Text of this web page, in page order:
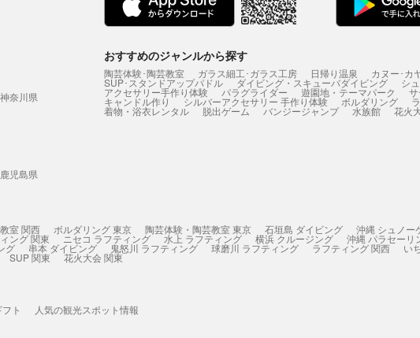
神奈川県
鹿児島県
おすすめのジャンルから探す
陶芸体験･陶芸教室 ガラス細工･ガラス工房 日帰り温泉 カヌー･カ
SUP･スタンドアップパドル ダイビング・スキューバダイビング シ
アクセサリー手作り体験 パラグライダー 遊園地・テーマパーク
キャンドル作り シルバーアクセサリー 手作り体験 ボルダリング
着物・浴衣レンタル 脱出ゲーム バンジージャンプ 水族館 花火
室 関西 ボルダリング 東京 陶芸体験・陶芸教室 東京 石垣島 ダイビング 沖縄 シュノー
ング 関東 ニセコ ラフティング 水上 ラフティング 横浜 クルージング 沖縄 パラセーリ
グ 串本 ダイビング 鬼怒川 ラフティング 球磨川 ラフティング ラフティング 関西 い
SUP 関東 花火大会 関東
ト 人気の観光スポット情報